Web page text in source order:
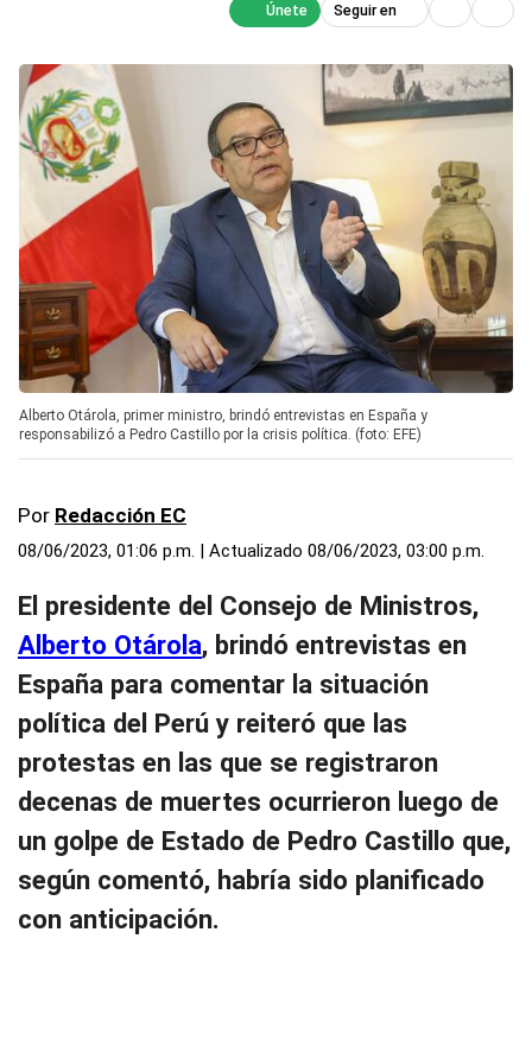
Seguir en
Alberto Otárola, primer ministro, brindó entrevistas en España y
responsabilizó a Pedro Castillo por la crisis política. (foto: EFE)
Por Redacción EC
08/06/2023, 01:06 p.m. | Actualizado 08/06/2023, 03:00 p.m.
El presidente del Consejo de Ministros,
Alberto Otárola, brindó entrevistas en
España para comentar la situación
política del Perú y reiteró que las
protestas en las que se registraron
decenas de muertes ocurrieron luego de
un golpe de Estado de Pedro Castillo que,
según comentó, habría sido planificado
con anticipación.